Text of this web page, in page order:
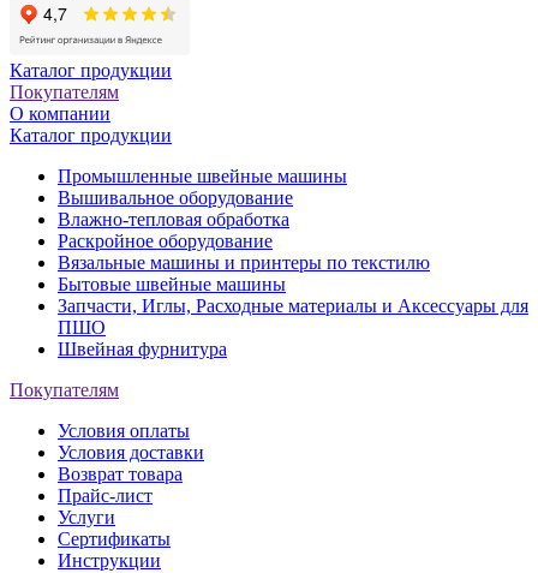
Каталог продукции
Покупателям
О компании
Каталог продукции
Промышленные швейные машины
Вышивальное оборудование
Влажно-тепловая обработка
Раскройное оборудование
Вязальные машины и принтеры по текстилю
Бытовые швейные машины
Запчасти, Иглы, Расходные материалы и Аксессуары для
ПШО
Швейная фурнитура
Покупателям
Условия оплаты
Условия доставки
Возврат товара
Прайс-лист
Услуги
Сертификаты
Инструкции